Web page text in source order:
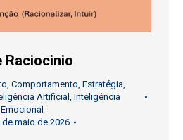
Raciocinio
, Comportamento, Estratégia,
Artificial , Inteligência
de maio de 2026